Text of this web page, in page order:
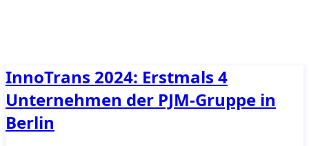
InnoTrans 2024: Erstmals 4
Unternehmen der PJM-Gruppe in
Berlin